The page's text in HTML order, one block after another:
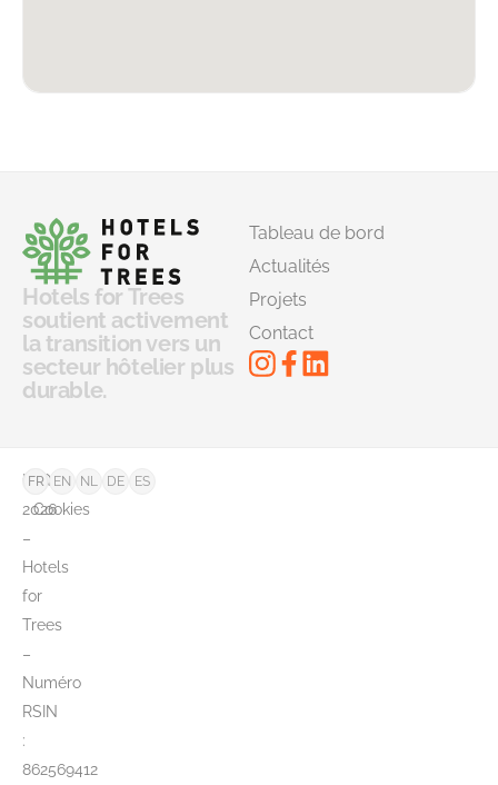
Hotels for Trees
soutient activement
la transition vers un
secteur hôtelier plus
durable.
Tableau de bord
Actualités
Projets
Contact
©
2026
–
Hotels
for
Trees
–
Numéro
RSIN
:
862569412
FAQ
Cookies
FR EN NL DE ES